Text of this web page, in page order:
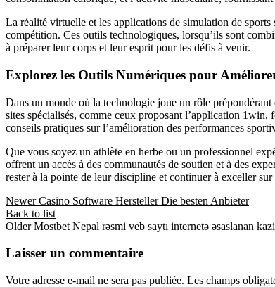
La réalité virtuelle et les applications de simulation de sports
compétition. Ces outils technologiques, lorsqu’ils sont
à préparer leur corps et leur esprit pour les défis à venir.
Explorez les Outils Numériques pour
Dans un monde où la technologie joue un rôle
sites spécialisés, comme ceux proposant l’application
conseils pratiques sur l’amélioration des performances
Que vous soyez un athlète en herbe ou un professionnel
offrent un accès à des communautés de soutien et à des
rester à la pointe de leur discipline et continuer à exceller sur
Newer Casino Software Hersteller Die besten Anbieter
Back to list
Older Mostbet Nepal rəsmi veb saytı internetə əsaslanan
Laisser un commentaire
Votre adresse e-mail ne sera pas publiée. Les champs